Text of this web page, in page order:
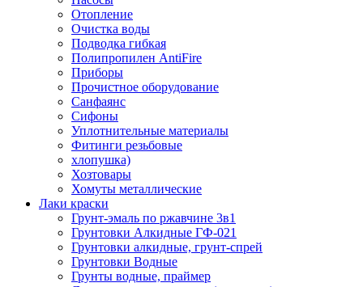
Отопление
Очистка воды
Подводка гибкая
Полипропилен AntiFire
Приборы
Прочистное оборудование
Санфаянс
Сифоны
Уплотнительные материалы
Фитинги резьбовые
хлопушка)
Хозтовары
Хомуты металлические
Лаки краски
Грунт-эмаль по ржавчине 3в1
Грунтовки Алкидные ГФ-021
Грунтовки алкидные, грунт-спрей
Грунтовки Водные
Грунты водные, праймер